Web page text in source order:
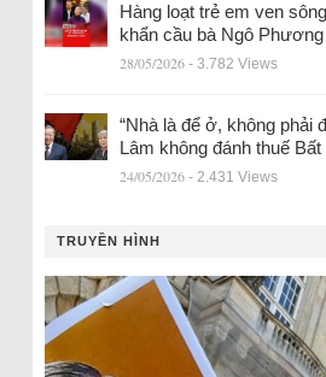
Hàng loạt trẻ em ven
khẩn cầu bà Ngô
28/05/2026 - 3.782 Views
“Nhà là để ở, không phải
Lâm không đánh thuế
24/05/2026 - 2.431 Views
TRUYỀN HÌNH